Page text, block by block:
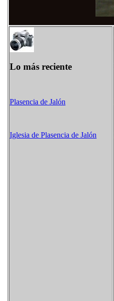
Lo más reciente
Plasencia de Jalón
Iglesia de Plasencia de Jalón